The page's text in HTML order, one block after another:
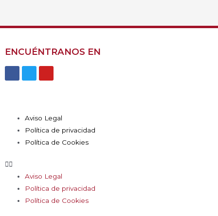
ENCUÉNTRANOS EN
Aviso Legal
Política de privacidad
Política de Cookies
Aviso Legal
Política de privacidad
Política de Cookies